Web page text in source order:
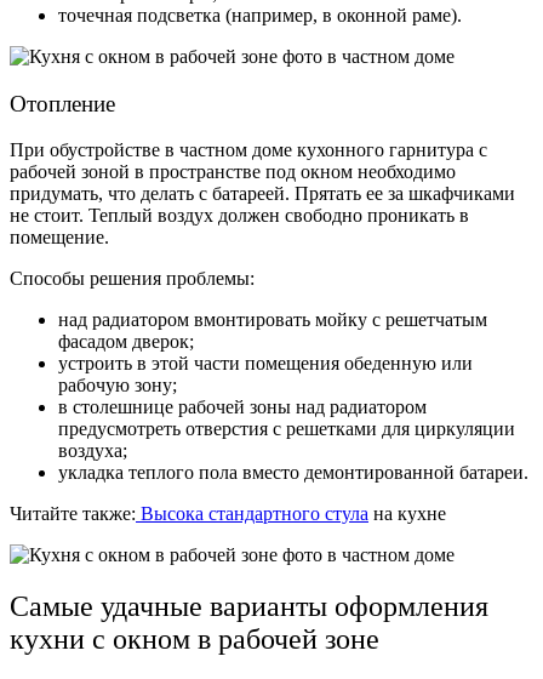
точечная подсветка (например, в оконной раме).
Отопление
При обустройстве в частном доме кухонного гарнитура с
рабочей зоной в пространстве под окном необходимо
придумать, что делать с батареей. Прятать ее за шкафчиками
не стоит. Теплый воздух должен свободно проникать в
помещение.
Способы решения проблемы:
над радиатором вмонтировать мойку с решетчатым
фасадом дверок;
устроить в этой части помещения обеденную или
рабочую зону;
в столешнице рабочей зоны над радиатором
предусмотреть отверстия с решетками для циркуляции
воздуха;
укладка теплого пола вместо демонтированной батареи.
Читайте также: Высока стандартного стула на кухне
Самые удачные варианты оформления
кухни с окном в рабочей зоне